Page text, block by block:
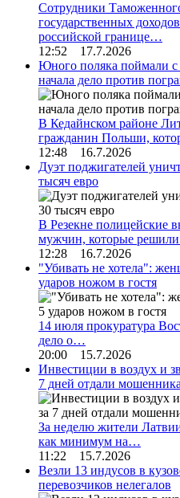
Сотрудники
государственных
российской границе…
12:52 17.7.2026
Юного поляка поймали с
начала дело против
В Кедайнском районе
гражданин Польши,
12:48 16.7.2026
Дуэт поджигателей
тысяч евро
В Резекне полицейские
мужчин, которые
12:28 16.7.2026
"Убивать не хотела":
ударов ножом в гостя
14 июля прокуратура
дело о…
20:00 15.7.2026
Инвестиции в воздух и
7 дней отдали
За неделю жители
как минимум на…
11:22 15.7.2026
Везли 13 индусов в
перевозчиков нелегалов